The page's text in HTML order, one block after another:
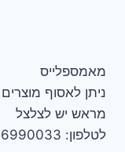
מאמספלייס
ניתן לאסוף
מראש יש לצלצל
לטלפון: 058-6990033